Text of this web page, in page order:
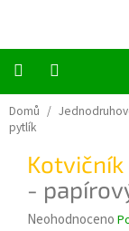
Bylinné
a
ovocné
Jednodruhové
bylinky
Domů /
pytlík
-
Průměrné
Neohodnoceno